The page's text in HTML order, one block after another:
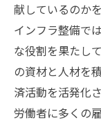
献しているのか
インフラ整備で
な役割を果たし
の資材と人材を
済活動を活発化
労働者に多くの